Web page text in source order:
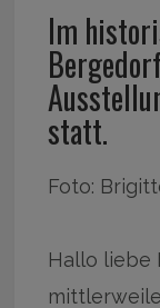
Im
statt.
Foto:
Hallo liebe